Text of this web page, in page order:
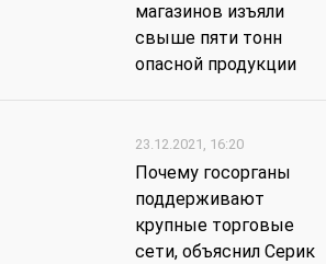
магазинов изъяли
свыше пяти тонн
опасной продукции
23.12.2021, 16:20
Почему госорганы
поддерживают
крупные торговые
сети, объяснил Серик